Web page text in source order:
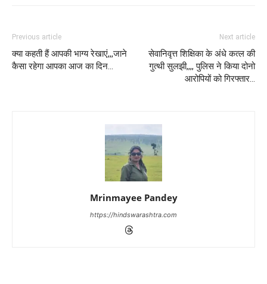
Previous article
क्या कहती हैं आपकी भाग्य रेखाएं,,,जाने
कैसा रहेगा आपका आज का दिन…
Next article
सेवानिवृत्त शिक्षिका के अंधे कत्ल की
गुत्थी सुलझी,,,, पुलिस ने किया दोनो
आरोपियों को गिरफ्तार…
Mrinmayee Pandey
https://hindswarashtra.com